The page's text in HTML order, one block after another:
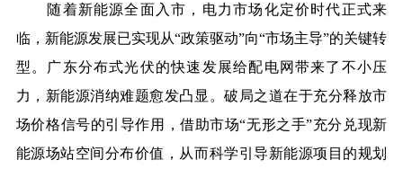
随着新能源全面入市，电力市场化定价时代正式来
临，新能源发展已实现从“政策驱动”向“市场主导”的关键转
型。广东分布式光伏的快速发展给配电网带来了不小压
力，新能源消纳难题愈发凸显。破局之道在于充分释放市
场价格信号的引导作用，借助市场“无形之手”充分兑现新
能源场站空间分布价值，从而科学引导新能源项目的规划